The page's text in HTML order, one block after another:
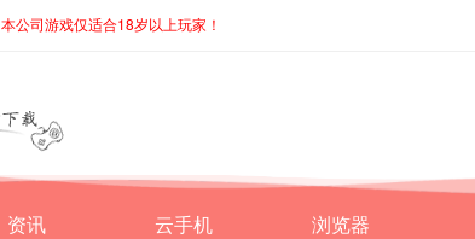
本公司游戏仅适合18岁以上玩家！
资讯 云手机 浏览器